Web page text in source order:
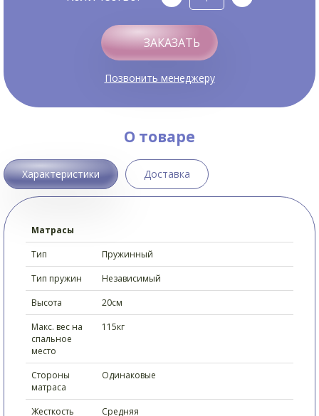
ЗАКАЗАТЬ
Позвонить менеджеру
О товаре
Характеристики Доставка
Матрасы
Тип
Пружинный
Тип пружин
Независимый
Высота
20см
Макс. вес на
спальное
место
115кг
Стороны
матраса
Одинаковые
Жесткость Средняя